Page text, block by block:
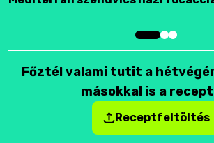
Főztél valami tutit a
másokkal is a
Receptfeltöltés